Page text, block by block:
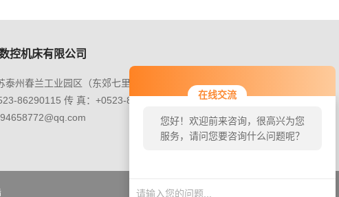
在线交流
您好！欢迎前来咨询，很高兴为您
服务，请问您要咨询什么问题呢？
控机床有限公司
泰州春兰工业园区（东郊七里桥）
86290115 传 真：+0523-86290115